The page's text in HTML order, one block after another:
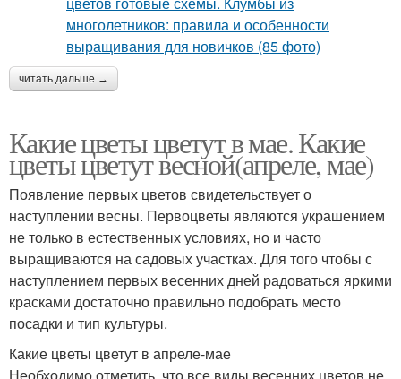
читать дальше →
Какие цветы цветут в мае. Какие
цветы цветут весной(апреле, мае)
Появление первых цветов свидетельствует о
наступлении весны. Первоцветы являются украшением
не только в естественных условиях, но и часто
выращиваются на садовых участках. Для того чтобы с
наступлением первых весенних дней радоваться яркими
красками достаточно правильно подобрать место
посадки и тип культуры.
Какие цветы цветут в апреле-мае